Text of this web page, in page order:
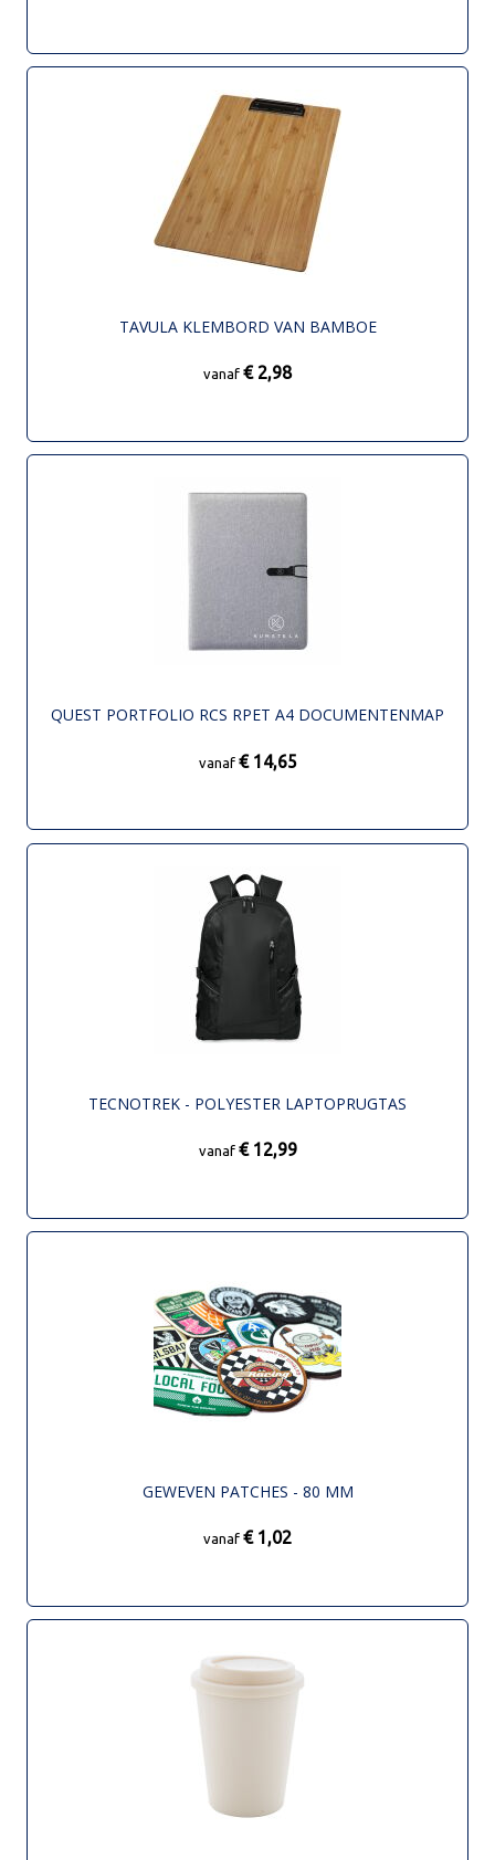
TAVULA KLEMBORD VAN BAMBOE
vanaf € 2,98
QUEST PORTFOLIO RCS RPET A4 DOCUMENTENMAP
vanaf € 14,65
TECNOTREK - POLYESTER LAPTOPRUGTAS
vanaf € 12,99
GEWEVEN PATCHES - 80 MM
vanaf € 1,02